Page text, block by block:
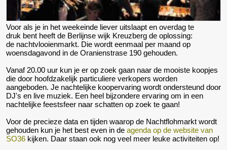
Voor als je in het weekeinde liever uitslaapt en overdag te
druk bent heeft de Berlijnse wijk Kreuzberg de oplossing:
de nachtvlooienmarkt. Die wordt eenmaal per maand op
woensdagavond in de Oranienstrase 190 gehouden.
Vanaf 20.00 uur kun je er op zoek gaan naar de mooiste koopjes
die door hoofdzakelijk particuliere verkopers worden
aangeboden. Je nachtelijke koopervaring wordt ondersteund door
DJ's en live muziek. Een heel bijzondere ervaring om in een
nachtelijke feestsfeer naar schatten op zoek te gaan!
Voor de precieze data en tijden waarop de Nachtflohmarkt wordt
gehouden kun je het best even in de agenda op de website van
SO36 kijken. Daar staan ook nog veel meer leuke activiteiten op!